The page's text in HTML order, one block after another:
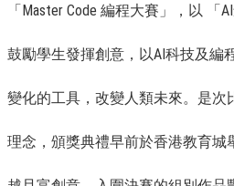
「Master Code 編程大賽」，以 「
鼓勵學生發揮創意，以AI科技及編
變化的工具，改變人類未來。是次
理念，頒獎典禮早前於香港教育城